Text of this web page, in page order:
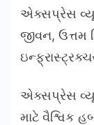
એક્સપ્રેસ વ્યૂ
જીવન, ઉત્તમ
એક્સપ્રેસ વ્યૂ
માટે વૈશ્વિક